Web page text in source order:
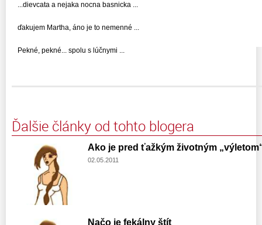
...dievcata a nejaka nocna basnicka ...
ďakujem Martha, áno je to nemenné ...
Pekné, pekné... spolu s lúčnymi ...
Ďalšie články od tohto blogera
Ako je pred ťažkým životným
02.05.2011
Načo je fekálny štít